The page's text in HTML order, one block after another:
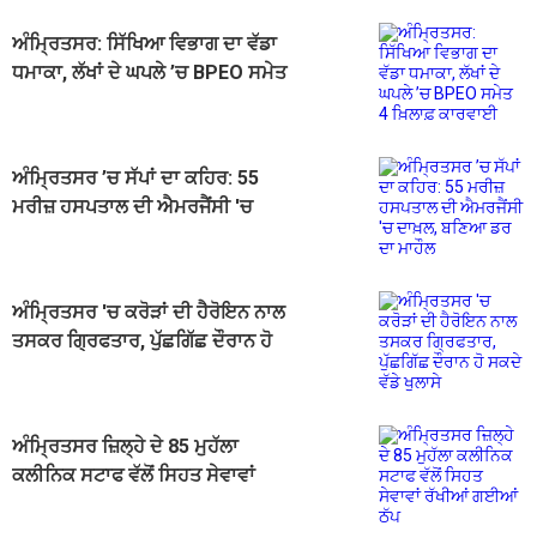
ਅੰਮ੍ਰਿਤਸਰ: ਸਿੱਖਿਆ ਵਿਭਾਗ ਦਾ ਵੱਡਾ
ਧਮਾਕਾ, ਲੱਖਾਂ ਦੇ ਘਪਲੇ ’ਚ BPEO ਸਮੇਤ
ਅੰਮ੍ਰਿਤਸਰ ’ਚ ਸੱਪਾਂ ਦਾ ਕਹਿਰ: 55
ਮਰੀਜ਼ ਹਸਪਤਾਲ ਦੀ ਐਮਰਜੈਂਸੀ 'ਚ
ਅੰਮ੍ਰਿਤਸਰ 'ਚ ਕਰੋੜਾਂ ਦੀ ਹੈਰੋਇਨ ਨਾਲ
ਤਸਕਰ ਗ੍ਰਿਫਤਾਰ, ਪੁੱਛਗਿੱਛ ਦੌਰਾਨ ਹੋ
ਅੰਮ੍ਰਿਤਸਰ ਜ਼ਿਲ੍ਹੇ ਦੇ 85 ਮੁਹੱਲਾ
ਕਲੀਨਿਕ ਸਟਾਫ ਵੱਲੋਂ ਸਿਹਤ ਸੇਵਾਵਾਂ